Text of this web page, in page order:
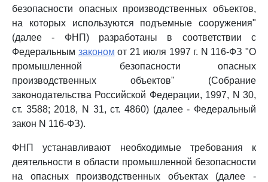
безопасности опасных производственных объектов,
на которых используются подъемные сооружения"
(далее - ФНП) разработаны в соответствии с
Федеральным законом от 21 июля 1997 г. N 116-ФЗ "О
промышленной безопасности опасных
производственных объектов" (Собрание
законодательства Российской Федерации, 1997, N 30,
ст. 3588; 2018, N 31, ст. 4860) (далее - Федеральный
закон N 116-ФЗ).
ФНП устанавливают необходимые требования к
деятельности в области промышленной безопасности
на опасных производственных объектах (далее -